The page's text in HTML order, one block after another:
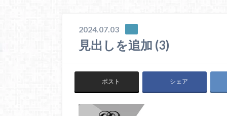
2024.07.03
見出しを追加 (3)
ポスト シェア